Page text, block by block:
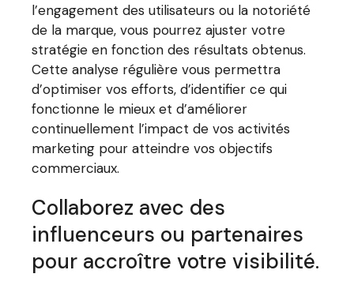
l’engagement des utilisateurs ou la notoriété
de la marque, vous pourrez ajuster votre
stratégie en fonction des résultats obtenus.
Cette analyse régulière vous permettra
d’optimiser vos efforts, d’identifier ce qui
fonctionne le mieux et d’améliorer
continuellement l’impact de vos activités
marketing pour atteindre vos objectifs
commerciaux.
Collaborez avec des
influenceurs ou partenaires
pour accroître votre visibilité.